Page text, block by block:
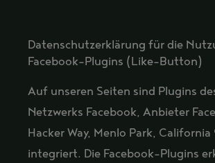
Datenschutzerklärung für die
Facebook-Plugins (Like-Button)
Auf unseren Seiten sind Plugins
Netzwerks Facebook, Anbieter
Hacker Way, Menlo Park,
integriert. Die Facebook-Plugins